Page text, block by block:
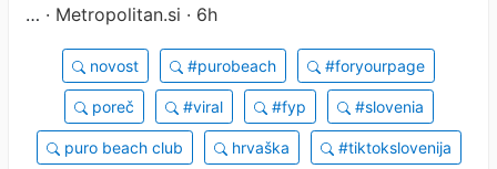
… · Metropolitan.si · 6h
novost #purobeach #foryourpage
poreč #viral #fyp #slovenia
puro beach club hrvaška #tiktokslovenija